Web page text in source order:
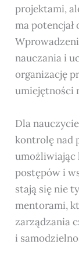
projektami,
ma
nauczania i
organizację
umiejętności
Dla
kontrolę nad
umożliwiając
postępów i
stają się nie
mentorami,
zarządzania
i